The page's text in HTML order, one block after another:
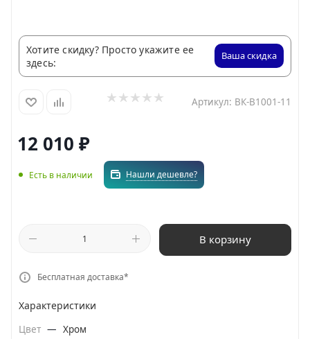
Хотите скидку? Просто укажите ее
здесь:
Ваша скидка
Артикул: ВК-В1001-11
12 010 ₽
Есть в наличии Нашли дешевле?
В корзину
Бесплатная доставка*
Характеристики
Цвет — Хром